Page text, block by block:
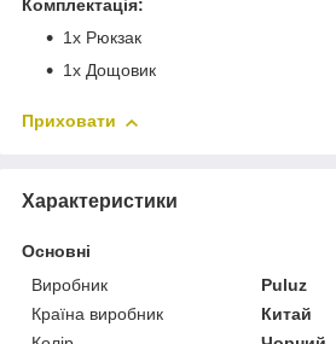
Комплектація:
1х Рюкзак
1х Дощовик
Приховати
Характеристики
Основні
Виробник
Puluz
Країна виробник
Китай